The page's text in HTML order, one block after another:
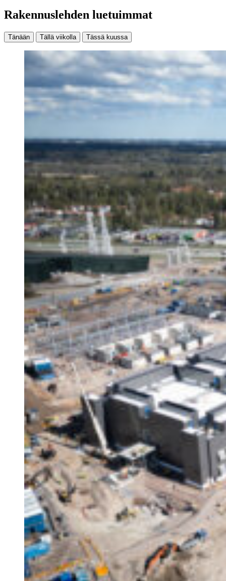
Rakennuslehden luetuimmat
Tänään Tällä viikolla Tässä kuussa